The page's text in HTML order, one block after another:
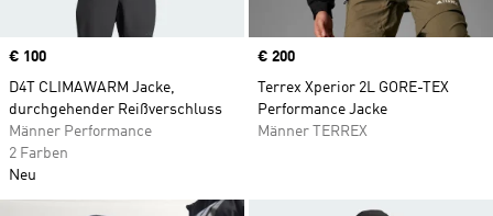
Price
€ 100
D4T CLIMAWARM Jacke,
durchgehender Reißverschluss
Männer Performance
2 Farben
Neu
Price
€ 200
Terrex Xperior 2L GORE-TEX
Performance Jacke
Männer TERREX